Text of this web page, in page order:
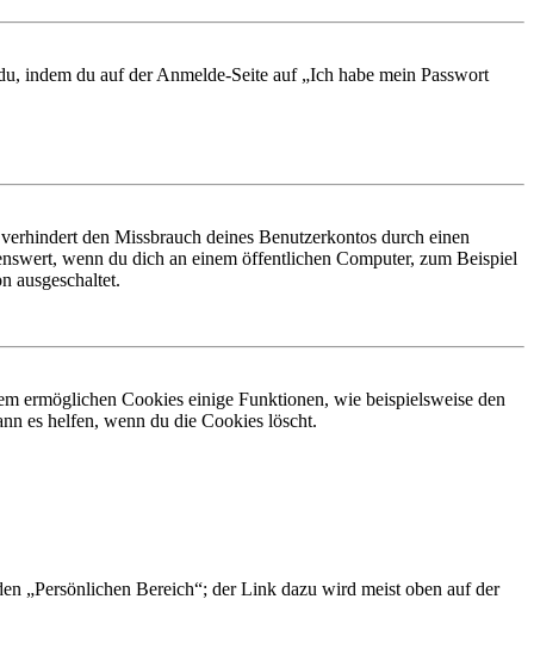
indem du auf der Anmelde-Seite auf „Ich habe mein Passwort
den Missbrauch deines Benutzerkontos durch einen
wenn du dich an einem öffentlichen Computer, zum Beispiel
ausgeschaltet.
ermöglichen Cookies einige Funktionen, wie beispielsweise den
es helfen, wenn du die Cookies löscht.
„Persönlichen Bereich“; der Link dazu wird meist oben auf der